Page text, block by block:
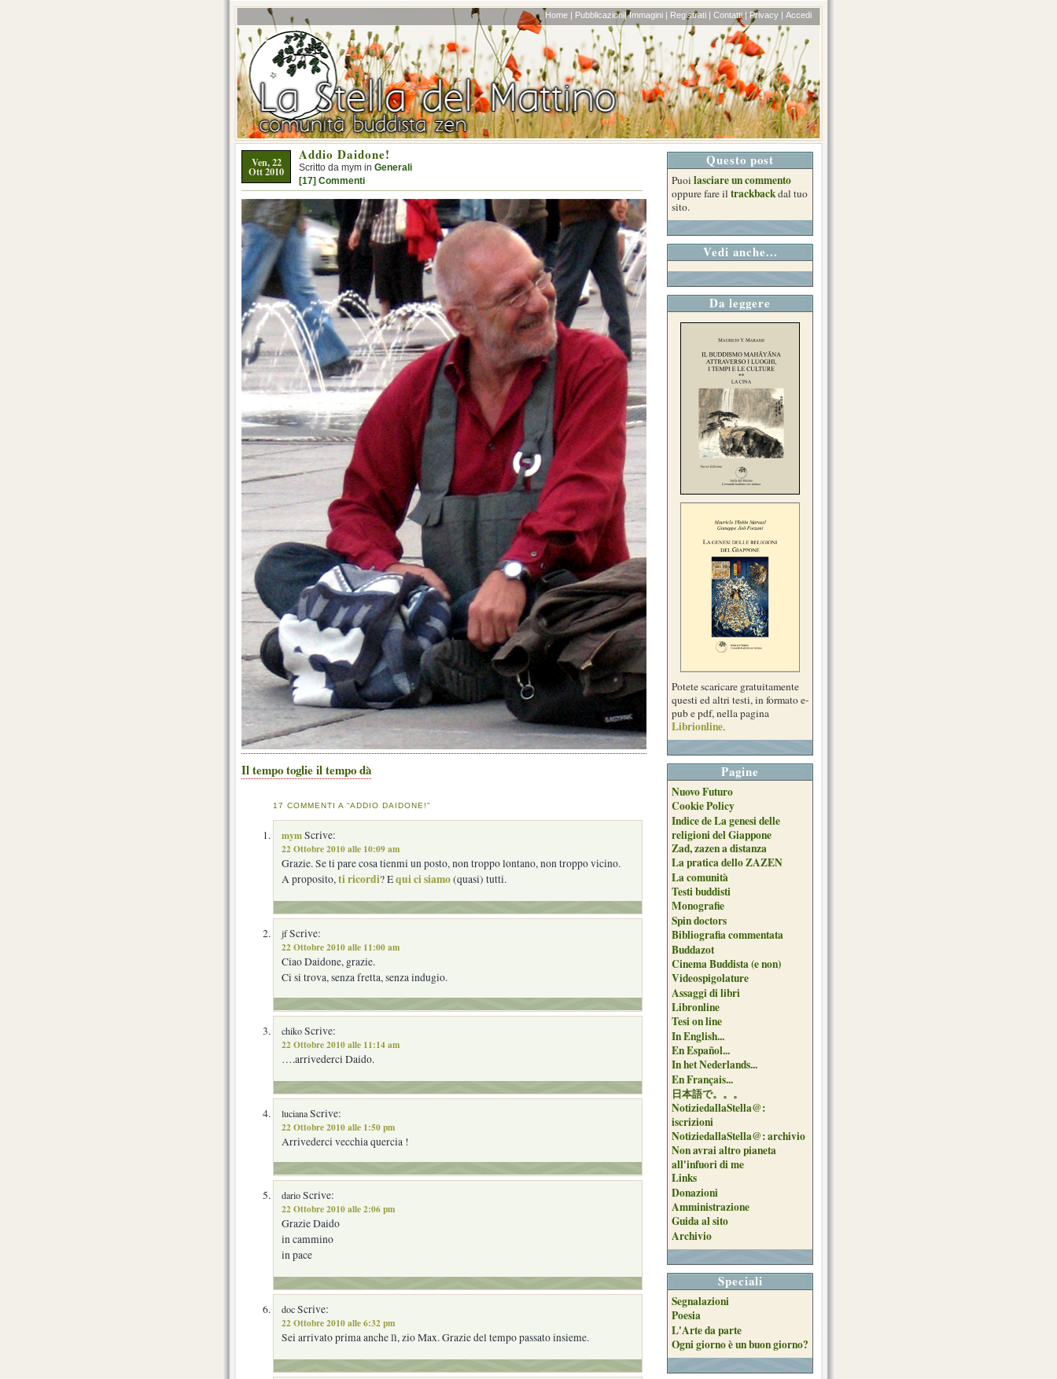
Home | Pubblicazioni| Immagini | Registrati | Contatti | Privacy | Accedi
Ven, 22
Ott 2010
Addio Daidone!
Scritto da mym in Generali
[17] Commenti
Il tempo toglie il tempo dà
17 COMMENTI A “ADDIO DAIDONE!”
mymScrive:
22 Ottobre 2010 alle 10:09 am
Grazie. Se ti pare cosa tienmi un posto, non troppo lontano, non troppo vicino.
A proposito,ti ricordi? Equi ci siamo(quasi) tutti.
jfScrive:
22 Ottobre 2010 alle 11:00 am
Ciao Daidone, grazie.
Ci si trova, senza fretta, senza indugio.
chikoScrive:
22 Ottobre 2010 alle 11:14 am
….arrivederci Daido.
lucianaScrive:
22 Ottobre 2010 alle 1:50 pm
Arrivederci vecchia quercia !
darioScrive:
22 Ottobre 2010 alle 2:06 pm
Grazie Daido
in cammino
in pace
docScrive:
22 Ottobre 2010 alle 6:32 pm
Sei arrivato prima anche lì, zio Max. Grazie del tempo passato insieme.
Questo post
Puoi lasciare un commento
oppure fare il trackbackdal tuo
sito.
Vedi anche...
Da leggere
Potete scaricare gratuitamente
questi ed altri testi, in formato e-
pub e pdf, nella pagina
Librionline.
Pagine
Nuovo Futuro
Cookie Policy
Indice de La genesi delle
religioni del Giappone
Zad, zazen a distanza
La pratica dello ZAZEN
La comunità
Testi buddisti
Monografie
Spin doctors
Bibliografia commentata
Buddazot
Cinema Buddista (e non)
Videospigolature
Assaggi di libri
Libronline
Tesi on line
In English...
En Español...
In het Nederlands...
En Français...
日本語で。。。
NotiziedallaStella@:
iscrizioni
NotiziedallaStella@: archivio
Non avrai altro pianeta
all'infuori di me
Links
Donazioni
Amministrazione
Guida al sito
Archivio
Speciali
Segnalazioni
Poesia
L'Arte da parte
Ogni giorno è un buon giorno?